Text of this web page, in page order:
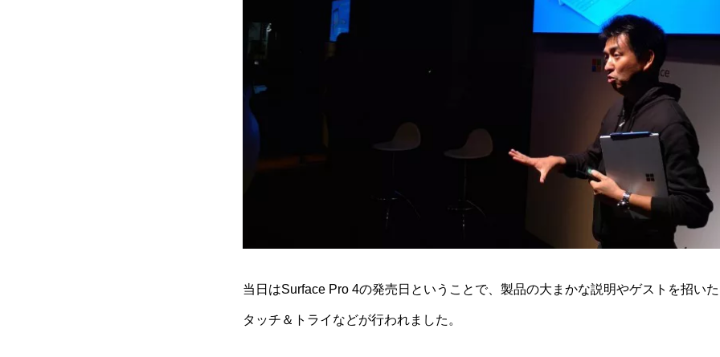
当日はSurface Pro 4の発売日ということで、製品の大まかな説明やゲストを招い
タッチ＆トライなどが行われました。